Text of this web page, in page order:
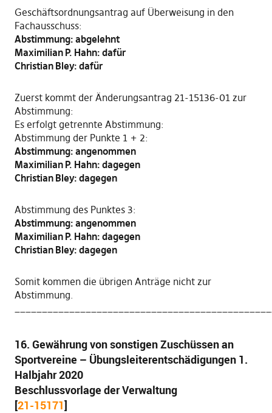
Geschäftsordnungsantrag auf Überweisung in den
Fachausschuss:
Abstimmung: abgelehnt
Maximilian P. Hahn: dafür
Christian Bley: dafür
Zuerst kommt der Änderungsantrag 21-15136-01 zur
Abstimmung:
Es erfolgt getrennte Abstimmung:
Abstimmung der Punkte 1 + 2:
Abstimmung: angenommen
Maximilian P. Hahn: dagegen
Christian Bley: dagegen
Abstimmung des Punktes 3:
Abstimmung: angenommen
Maximilian P. Hahn: dagegen
Christian Bley: dagegen
Somit kommen die übrigen Anträge nicht zur
Abstimmung.
16. Gewährung von sonstigen Zuschüssen an
Sportvereine – Übungsleiterentschädigungen 1.
Halbjahr 2020
Beschlussvorlage der Verwaltung
[21-15171]